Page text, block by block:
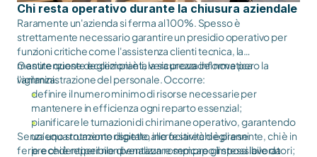
Chi resta operativo durante la chiusura aziendale
Raramente un'azienda si ferma al 100%. Spesso è
strettamente necessario garantire un presidio operativo per
funzioni critiche come l'assistenza clienti tecnica, la
manutenzione degli impianti, la sicurezza informatica o la
vigilanza.
Gestire queste eccezioni è la vera prova del nove per
l'amministrazione del personale.Occorre:
definire il numero minimo di risorse necessarie per
mantenere in efficienza ogni reparto essenzial;
pianificare le turnazioni di chi rimane operativo, garantendo
un'equa rotazione rispetto alle festività degli anni
precedenti per non penalizzare sempre gli stessi lavoratori;
Senza uno strumento digitale, incrociare chi è presente, chi è in
ferie e chi è reperibile diventa un rompicapo impossibile da